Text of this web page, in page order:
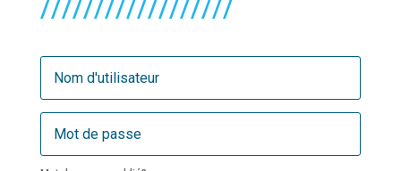
//////////////////